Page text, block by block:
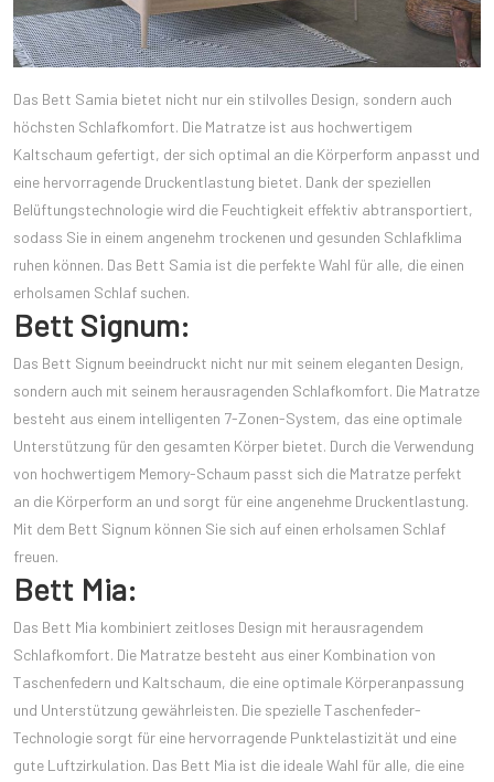
Das Bett Samia bietet nicht nur ein stilvolles Design, sondern auch
höchsten Schlafkomfort. Die Matratze ist aus hochwertigem
Kaltschaum gefertigt, der sich optimal an die Körperform anpasst und
eine hervorragende Druckentlastung bietet. Dank der speziellen
Belüftungstechnologie wird die Feuchtigkeit effektiv abtransportiert,
sodass Sie in einem angenehm trockenen und gesunden Schlafklima
ruhen können. Das Bett Samia ist die perfekte Wahl für alle, die einen
erholsamen Schlaf suchen.
Bett Signum:
Das Bett Signum beeindruckt nicht nur mit seinem eleganten Design,
sondern auch mit seinem herausragenden Schlafkomfort. Die Matratze
besteht aus einem intelligenten 7-Zonen-System, das eine optimale
Unterstützung für den gesamten Körper bietet. Durch die Verwendung
von hochwertigem Memory-Schaum passt sich die Matratze perfekt
an die Körperform an und sorgt für eine angenehme Druckentlastung.
Mit dem Bett Signum können Sie sich auf einen erholsamen Schlaf
freuen.
Bett Mia:
Das Bett Mia kombiniert zeitloses Design mit herausragendem
Schlafkomfort. Die Matratze besteht aus einer Kombination von
Taschenfedern und Kaltschaum, die eine optimale Körperanpassung
und Unterstützung gewährleisten. Die spezielle Taschenfeder-
Technologie sorgt für eine hervorragende Punktelastizität und eine
gute Luftzirkulation. Das Bett Mia ist die ideale Wahl für alle, die eine